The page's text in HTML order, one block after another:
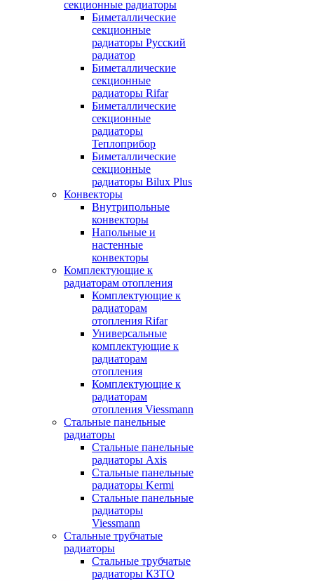
секционные радиаторы
Биметаллические
секционные
радиаторы Русский
радиатор
Биметаллические
секционные
радиаторы Rifar
Биметаллические
секционные
радиаторы
Теплоприбор
Биметаллические
секционные
радиаторы Bilux Plus
Конвекторы
Внутрипольные
конвекторы
Напольные и
настенные
конвекторы
Комплектующие к
радиаторам отопления
Комплектующие к
радиаторам
отопления Rifar
Универсальные
комплектующие к
радиаторам
отопления
Комплектующие к
радиаторам
отопления Viessmann
Стальные панельные
радиаторы
Стальные панельные
радиаторы Axis
Стальные панельные
радиаторы Kermi
Стальные панельные
радиаторы
Viessmann
Стальные трубчатые
радиаторы
Стальные трубчатые
радиаторы КЗТО